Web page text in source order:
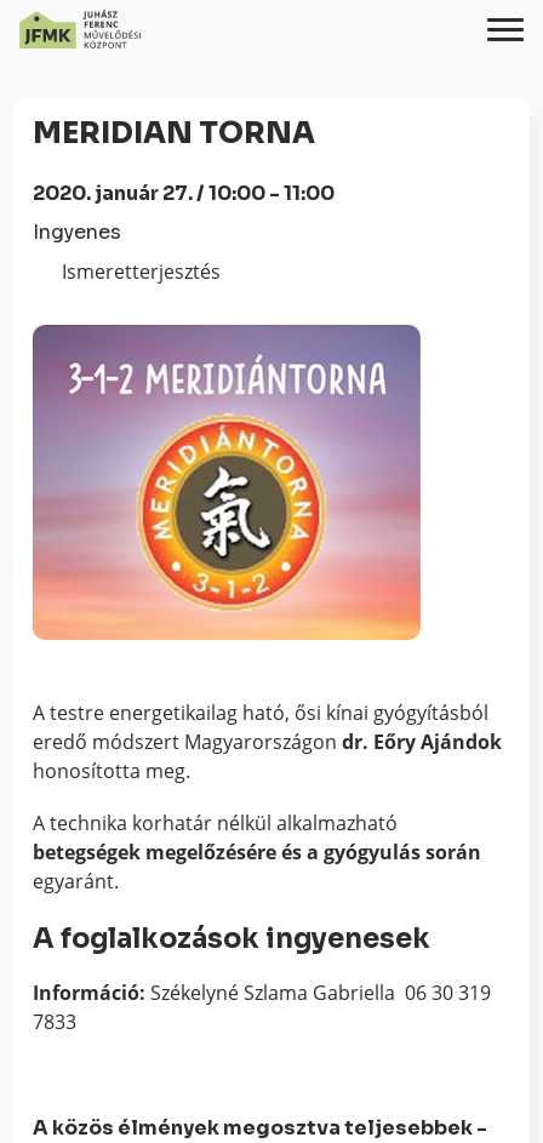
Content
navigációhozMERIDIAN TORNA
2020. január 27. / 10:00 - 11:00
Ingyenes
Ismeretterjesztés
A testre energetikailag ható, ősi kínai gyógyításból
eredő módszert Magyarországondr. Eőry Ajándok
honosította meg.
A technika korhatár nélkül alkalmazható
betegségek megelőzésére és a gyógyulás során
egyaránt.
A foglalkozások ingyenesek
Információ: Székelyné Szlama Gabriella 06 30 319
7833
A közös élmények megosztva teljesebbek -